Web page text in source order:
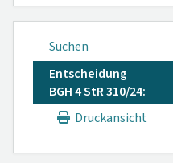
Suchen
Entscheidung
BGH 4 StR 310/24:
Druckansicht